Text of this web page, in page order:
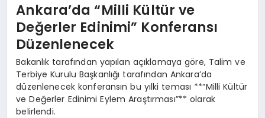
Ankara’da “Milli Kültür ve
Değerler Edinimi” Konferansı
Düzenlenecek
Bakanlık tarafından yapılan açıklamaya göre, Talim ve
Terbiye Kurulu Başkanlığı tarafından Ankara’da
düzenlenecek konferansın bu yılki teması **”Milli Kültür
ve Değerler Edinimi Eylem Araştırması”** olarak
belirlendi.